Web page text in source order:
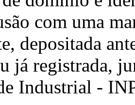
com uma
depositada
já registrada,
Industrial -